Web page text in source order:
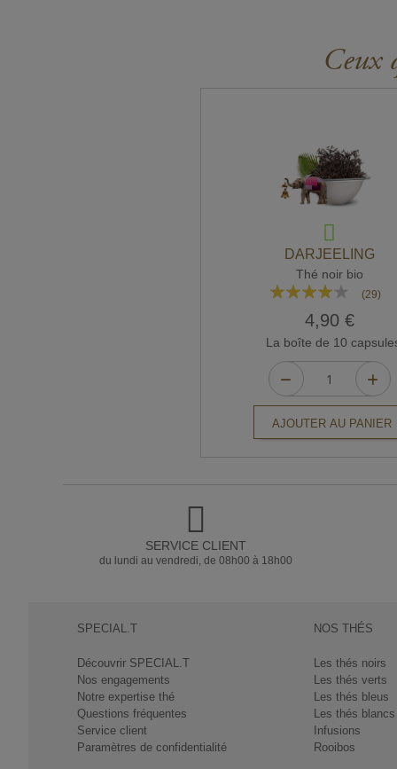
Ceux
DARJEELING
Thé noir bio
Rating:
(29)
4,90 €
La boîte de 10
AJOUTER AU PANIER
SERVICE CLIENT
du lundi au vendredi, de 08h00 à 18h00
SPECIAL.T
Découvrir SPECIAL.T
Nos engagements
Notre expertise thé
Questions fréquentes
Service client
Paramètres de confidentialité
NOS THÉS
Les thés noirs
Les thés verts
Les thés bleus
Les thés blancs
Infusions
Rooibos